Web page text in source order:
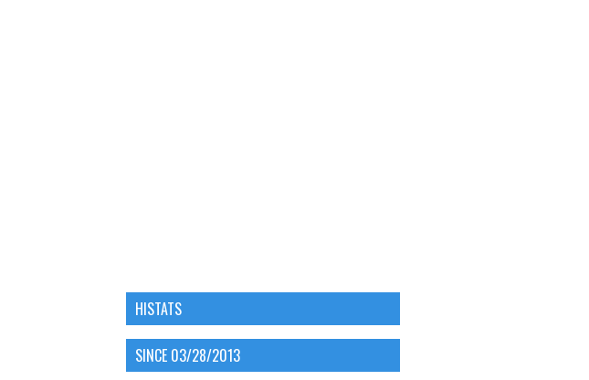
HISTATS
SINCE 03/28/2013